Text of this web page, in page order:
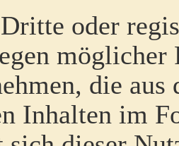
oder
möglicher
die
Inhalten im